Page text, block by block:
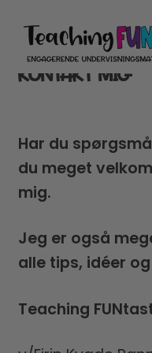
Spring
navigation
Spring
indhold
Ofte stillede
Om Teaching
Kontakt mig
GRATISMATERIALE
KONTAKT MIG
Har du
du meget
mig.
Jeg er også
alle tips, idéer
Teaching